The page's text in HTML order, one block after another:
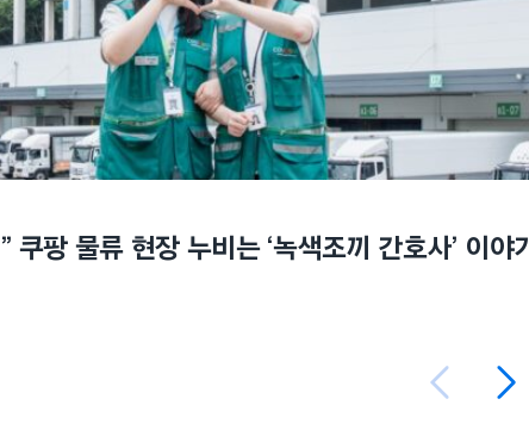
쿠팡 물류 현장 누비는 ‘녹색조끼 간호사’ 이야기